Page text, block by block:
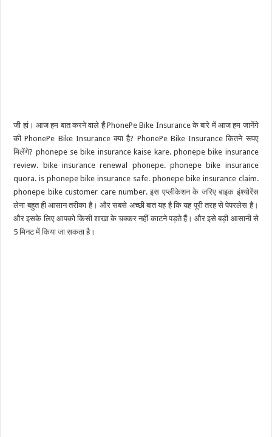
जी हां। आज हम बात करने वाले हैं PhonePe Bike Insurance के बारे में आज हम जानेंगे
की PhonePe Bike Insurance क्या है? PhonePe Bike Insurance कितने रूपए
मिलेंगे? phonepe se bike insurance kaise kare. phonepe bike insurance
review. bike insurance renewal phonepe. phonepe bike insurance
quora. is phonepe bike insurance safe. phonepe bike insurance claim.
phonepe bike customer care number. इस एप्लीकेशन के जरिए बाइक इंश्योरेंस
लेना बहुत ही आसान तरीका है। और सबसे अच्छी बात यह है कि यह पूरी तरह से पेपरलेस है।
और इसके लिए आपको किसी शाखा के चक्कर नहीं काटने पड़ते हैं। और इसे बड़ी आसानी से
5 मिनट में किया जा सकता है।